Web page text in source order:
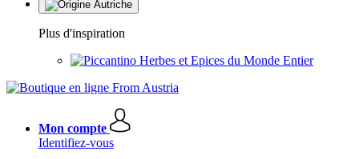
Plus d'inspiration
Herbes et Epices du Monde Entier
Mon compte
Identifiez-vous